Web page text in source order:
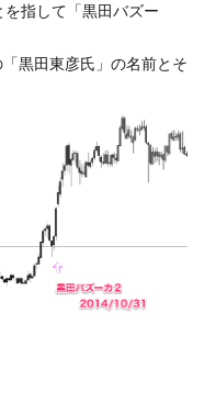
を指して「黒田バズー
黒田東彦氏」の名前とそ